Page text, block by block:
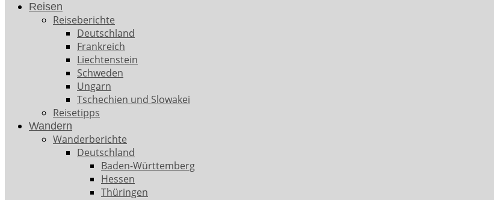
Reisen
Reiseberichte
Deutschland
Frankreich
Liechtenstein
Schweden
Ungarn
Tschechien und Slowakei
Reisetipps
Wandern
Wanderberichte
Deutschland
Baden-Württemberg
Hessen
Thüringen